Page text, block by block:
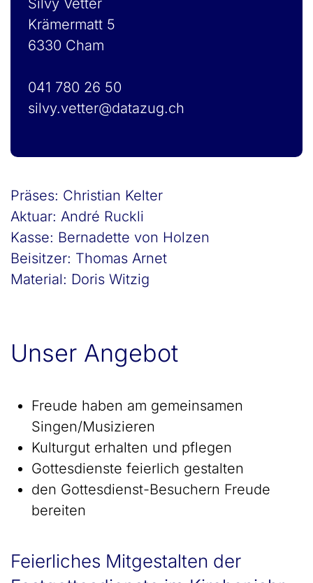
Silvy Vetter
Krämermatt 5
6330 Cham
041 780 26 50
silvy.vetter@datazug.ch
Präses: Christian Kelter
Aktuar: André Ruckli
Kasse: Bernadette von Holzen
Beisitzer: Thomas Arnet
Material: Doris Witzig
Unser Angebot
Freude haben am gemeinsamen
Singen/Musizieren
Kulturgut erhalten und pflegen
Gottesdienste feierlich gestalten
den Gottesdienst-Besuchern Freude
bereiten
Feierliches Mitgestalten der